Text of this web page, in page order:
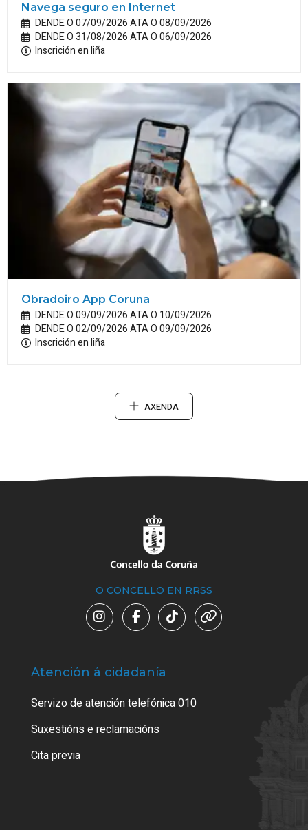
Navega seguro en Internet
DENDE O 07/09/2026 ATA O 08/09/2026
DENDE O 31/08/2026 ATA O 06/09/2026
Inscrición en liña
Obradoiro App Coruña
DENDE O 09/09/2026 ATA O 10/09/2026
DENDE O 02/09/2026 ATA O 09/09/2026
Inscrición en liña
AXENDA
O CONCELLO EN RRSS
Atención á cidadanía
Servizo de atención telefónica 010
Suxestións e reclamacións
Cita previa